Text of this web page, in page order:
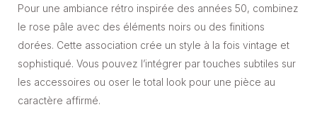
Pour une ambiance rétro inspirée des années 50, combinez
le rose pâle avec des éléments noirs ou des finitions
dorées. Cette association crée un style à la fois vintage et
sophistiqué. Vous pouvez l’intégrer par touches subtiles sur
les accessoires ou oser le total look pour une pièce au
caractère affirmé.